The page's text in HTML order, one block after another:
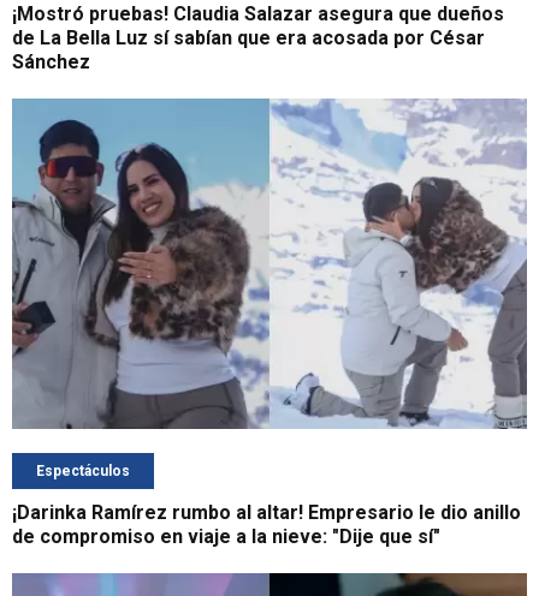
¡Mostró pruebas! Claudia Salazar asegura que dueños
de La Bella Luz sí sabían que era acosada por César
Sánchez
Espectáculos
¡Darinka Ramírez rumbo al altar! Empresario le dio anillo
de compromiso en viaje a la nieve: "Dije que sí"